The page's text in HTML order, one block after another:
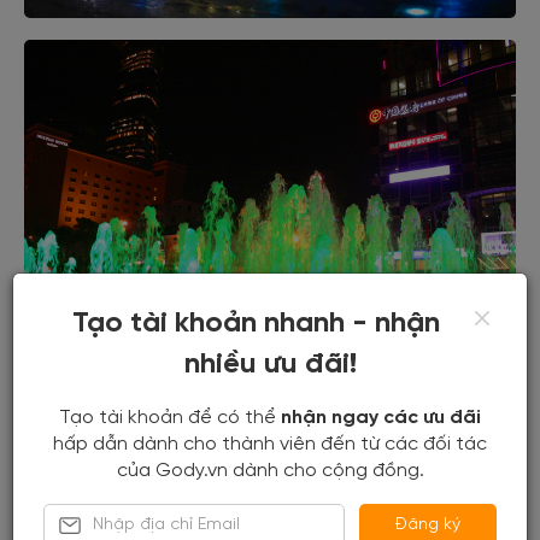
3. Trung tâm thương mại AEON Mall:
Các chị em thì thích gì ngoài đi dạo phố nhỉ, hẳn là
shopping rồi. Và trung tâm thương mại AEON Mall là
Tạo tài khoản nhanh - nhận
nhiều ưu đãi!
Tạo tài khoản để có thể nhận ngay các ưu đãi
hấp dẫn dành cho thành viên đến từ các đối tác
của Gody.vn dành cho cộng đồng.
Đăng ký